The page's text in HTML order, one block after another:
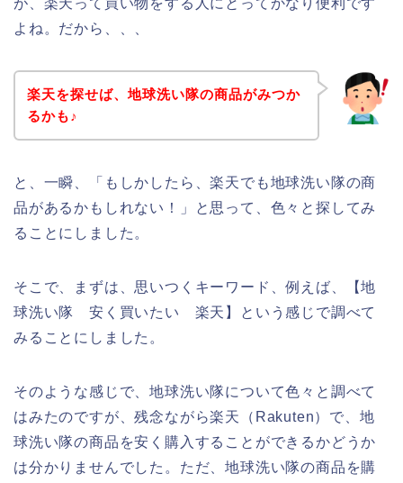
が、楽天って買い物をする人にとってかなり便利です
よね。だから、、、
楽天を探せば、地球洗い隊の商品がみつか
るかも♪
と、一瞬、「もしかしたら、楽天でも地球洗い隊の商
品があるかもしれない！」と思って、色々と探してみ
ることにしました。
そこで、まずは、思いつくキーワード、例えば、【地
球洗い隊 安く買いたい 楽天】という感じで調べて
みることにしました。
そのような感じで、地球洗い隊について色々と調べて
はみたのですが、残念ながら楽天（Rakuten）で、地
球洗い隊の商品を安く購入することができるかどうか
は分かりませんでした。ただ、地球洗い隊の商品を購